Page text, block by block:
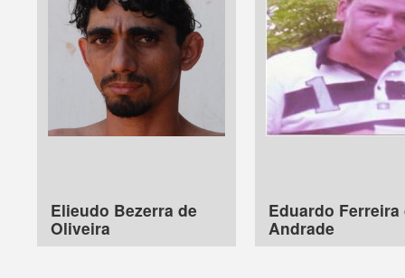
Elieudo Bezerra de
Oliveira
Eduardo Ferreira
Andrade